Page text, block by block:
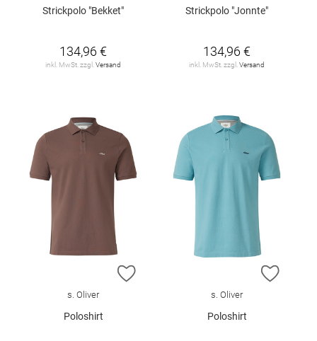
Strickpolo "Bekket"
134,96 €
inkl. MwSt. zzgl. Versand
Strickpolo "Jonnte"
134,96 €
inkl. MwSt. zzgl. Versand
ZUR WUNSCHLISTE HINZUFÜGEN
s. Oliver
Poloshirt
ZUR
s. Oliver
Poloshirt